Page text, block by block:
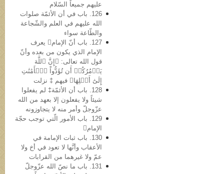
علیهم جمیعاً السّلام
126. باب في أن الأئمّة صلوات
الله علیهم في العلم والشّجاعة
والطّاعة سواء
127. باب أنّ الإمام یعرف
الإمام الذي یکون من بعده وأنّ
قول الله تعالى: ﴿إِنَّ ٱللَّهَ
يَأۡمُرُكُمۡ أَن تُؤَدُّواْ ٱلۡأَمَٰنَٰتِ
إِلَىٰٓ أَهۡلِهَا﴾ فیهم ‡ نزلت
128. باب أن الأئمّة‡ لم یفعلوا
شیئاً ولا یفعلون إلا بعهد من الله
عزّوجلّ وأمر منه لا یتجاوزونه
129. باب الأمور الّتي توجب حجّة
الإمام
130. باب ثبات الإمامة في
الأعقاب وأنَّها لا تعود في أخ ولا
عمّ ولا غیرهما من القرابات
131. باب ما نصّ الله عزّوجلّ